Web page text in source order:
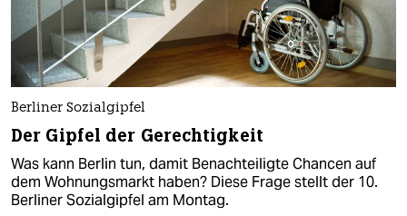
Berliner Sozialgipfel
Der Gipfel der Gerechtigkeit
Was kann Berlin tun, damit Benachteiligte Chancen auf
dem Wohnungsmarkt haben? Diese Frage stellt der 10.
Berliner Sozialgipfel am Montag.